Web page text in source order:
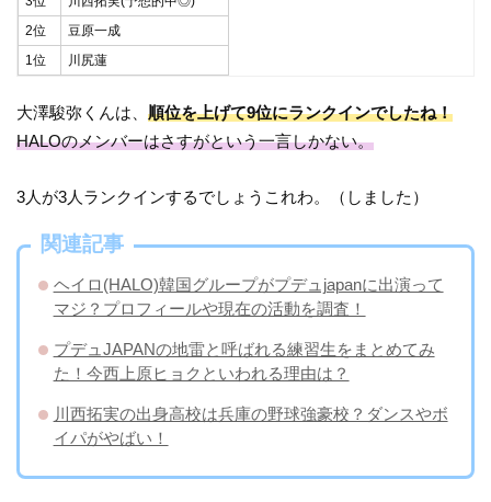
2位
豆原一成
1位
川尻蓮
大澤駿弥くんは、順位を上げて9位にランクインでしたね！
HALOのメンバーはさすがという一言しかない。
3人が3人ランクインするでしょうこれわ。（しました）
関連記事
ヘイロ(HALO)韓国グループがプデュjapanに出演って
マジ？プロフィールや現在の活動を調査！
プデュJAPANの地雷と呼ばれる練習生をまとめてみ
た！今西上原ヒョクといわれる理由は？
川西拓実の出身高校は兵庫の野球強豪校？ダンスやボ
イパがやばい！